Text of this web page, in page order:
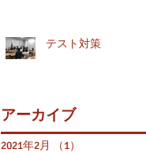
テスト対策
アーカイブ
2021年2月 （1）